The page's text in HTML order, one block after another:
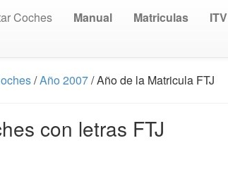
Coches Manual Matriculas ITV
/Año 2007/ Año de la Matricula FTJ
con letras FTJ